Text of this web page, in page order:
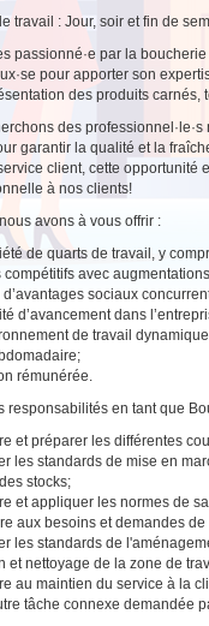
travail : Jour, soir et fin de
passionné·e par la
pour apporter son
des produits carnés,
des
garantir la qualité et la
client, cette opportunité
à nos clients!
avons à vous offrir :
de quarts de travail, y
compétitifs avec
d’avantages sociaux
d’avancement dans
de travail
rémunérée.
responsabilités en tant que
et préparer les différentes
les standards de mise en
stocks;
et appliquer les normes de
aux besoins et demandes
les standards de
et nettoyage de la zone de
au maintien du service à la
tâche connexe demandée